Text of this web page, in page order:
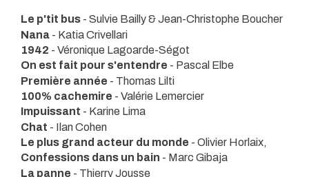
Le p'tit bus - Sulvie Bailly & Jean-Christophe Boucher
Nana - Katia Crivellari
1942 - Véronique Lagoarde-Ségot
On est fait pour s'entendre - Pascal Elbe
Première année - Thomas Lilti
100% cachemire - Valérie Lemercier
Impuissant - Karine Lima
Chat - Ilan Cohen
Le plus grand acteur du monde - Olivier Horlaix,
Confessions dans un bain - Marc Gibaja
La panne - Thierry Jousse